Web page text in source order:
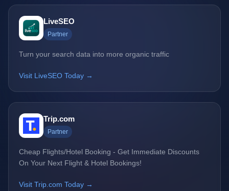
LiveSEO
Partner
Turn your search data into more organic traffic
Visit LiveSEO Today →
Trip.com
Partner
Cheap Flights/Hotel Booking - Get Immediate Discounts
On Your Next Flight & Hotel Bookings!
Visit Trip.com Today →